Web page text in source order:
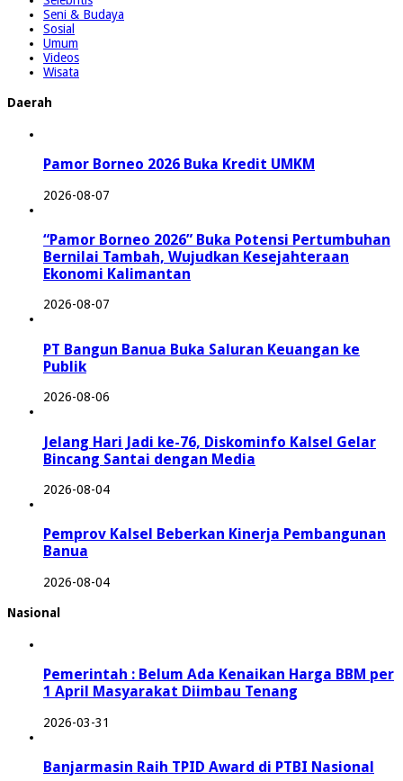
Seni & Budaya
Sosial
Umum
Videos
Wisata
Daerah
Pamor Borneo 2026 Buka Kredit UMKM
2026-08-07
“Pamor Borneo 2026” Buka Potensi Pertumbuhan
Bernilai Tambah, Wujudkan Kesejahteraan
Ekonomi Kalimantan
2026-08-07
PT Bangun Banua Buka Saluran Keuangan ke
Publik
2026-08-06
Jelang Hari Jadi ke-76, Diskominfo Kalsel Gelar
Bincang Santai dengan Media
2026-08-04
Pemprov Kalsel Beberkan Kinerja Pembangunan
Banua
2026-08-04
Nasional
Pemerintah : Belum Ada Kenaikan Harga BBM per
1 April Masyarakat Diimbau Tenang
2026-03-31
Banjarmasin Raih TPID Award di PTBI Nasional